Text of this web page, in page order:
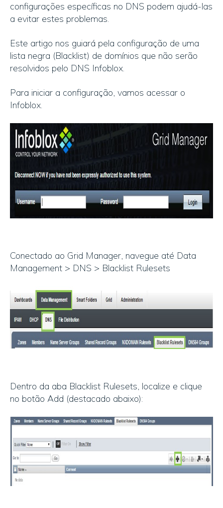
configurações específicas no DNS podem ajudá-las
a evitar estes problemas.
Este artigo nos guiará pela configuração de uma
lista negra (Blacklist) de domínios que não serão
resolvidos pelo DNS Infoblox.
Para iniciar a configuração, vamos acessar o
Infoblox.
Conectado ao Grid Manager, navegue até Data
Management > DNS > Blacklist Rulesets
Dentro da aba Blacklist Rulesets, localize e clique
no botão Add (destacado abaixo):